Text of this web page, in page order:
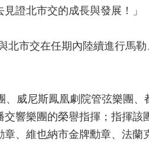
證北市交的成長與發展！」
北市交在任期內陸續進行馬
威尼斯鳳凰劇院管弦樂團、
響樂團的榮譽指揮；指揮該
、維也納市金牌勳章、法蘭